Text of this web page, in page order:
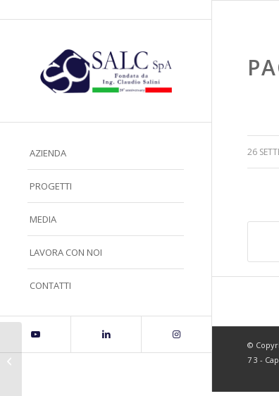
AZIENDA
PROGETTI
MEDIA
LAVORA CON NOI
CONTATTI
26
/
©
7 3 -